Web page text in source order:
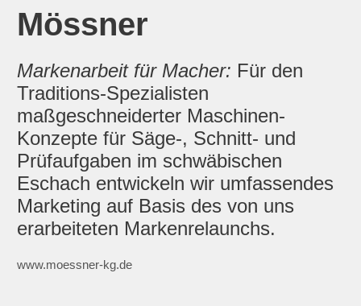
Mössner
Markenarbeit für Macher: Für den
Traditions-Spezialisten
maßgeschneiderter Maschinen-
Konzepte für Säge-, Schnitt- und
Prüfaufgaben im schwäbischen
Eschach entwickeln wir umfassendes
Marketing auf Basis des von uns
erarbeiteten Markenrelaunchs.
www.moessner-kg.de